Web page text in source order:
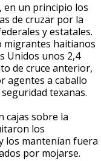
en un principio los
de cruzar por la
y estatales.
migrantes haitianos
Unidos unos 2,4
de cruce anterior,
agentes a caballo
texanas.
cajas sobre la
los
los mantenían fuera
por mojarse.